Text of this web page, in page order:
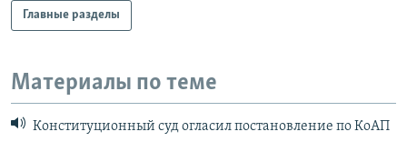
Главные разделы
Материалы по теме
Конституционный суд огласил постановление по КоАП